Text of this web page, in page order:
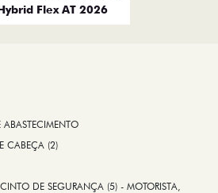
Flex AT 2026
ABASTECIMENTO
CABEÇA (2)
DE SEGURANÇA (5) - MOTORISTA,